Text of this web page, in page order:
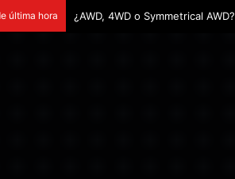
última hora Remontadas marcaron el inicio